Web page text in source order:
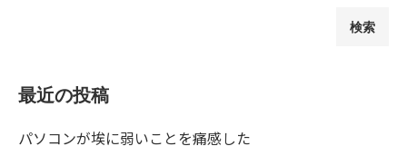
検索
最近の投稿
パソコンが埃に弱いことを痛感した